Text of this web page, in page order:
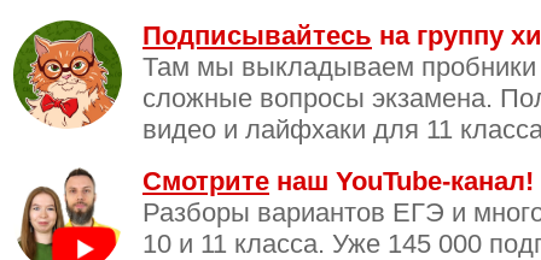
Подписывайтесь на группу
Там мы выкладываем
сложные вопросы экзамена.
видео и лайфхаки для 11
Смотрите наш YouTube-канал!
Разборы вариантов ЕГЭ и
10 и 11 класса. Уже 145 000